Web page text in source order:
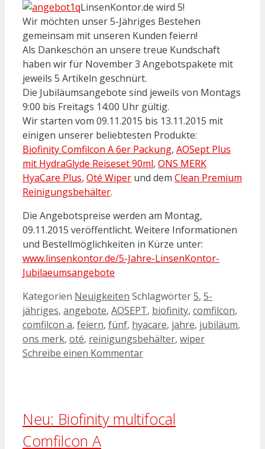
LinsenKontor.de wird 5!
Wir möchten unser 5-Jähriges Bestehen
gemeinsam mit unseren Kunden feiern!
Als Dankeschön an unsere treue Kundschaft
haben wir für November 3 Angebotspakete mit
jeweils 5 Artikeln geschnürt.
Die Jubiläumsangebote sind jeweils von Montags
9:00 bis Freitags 14:00 Uhr gültig.
Wir starten vom 09.11.2015 bis 13.11.2015 mit
einigen unserer beliebtesten Produkte:
Biofinity Comfilcon A 6er Packung, AOSept Plus
mit HydraGlyde Reiseset 90ml, ONS MERK
HyaCare Plus, Oté Wiper und dem Clean Premium
Reinigungsbehälter.
Die Angebotspreise werden am Montag,
09.11.2015 veröffentlicht. Weitere Informationen
und Bestellmöglichkeiten in Kürze unter:
www.linsenkontor.de/5-Jahre-LinsenKontor-
Jubilaeumsangebote
Kategorien Neuigkeiten Schlagwörter5, 5-
jähriges, angebote, AOSEPT, biofinity, comfilcon,
comfilcon a, feiern, fünf, hyacare, jahre, jubiläum,
ons merk, oté, reinigungsbehälter, wiper
Schreibe einen Kommentar
Neu: Biofinity multifocal
Comfilcon A